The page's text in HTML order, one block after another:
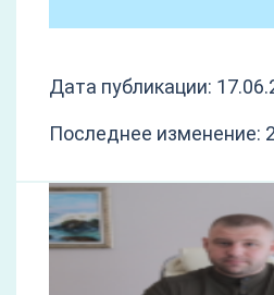
Дата публикации:
Последнее изменение: